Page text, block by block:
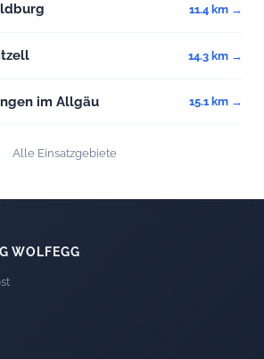
11.4 km →
14.3 km →
im Allgäu 15.1 km →
Alle Einsatzgebiete
WOLFEGG